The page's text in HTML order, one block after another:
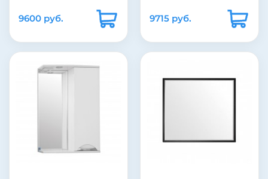
9600 руб. 9715 руб.